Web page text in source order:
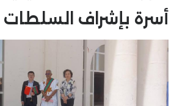
أسرة بإشراف السلطات